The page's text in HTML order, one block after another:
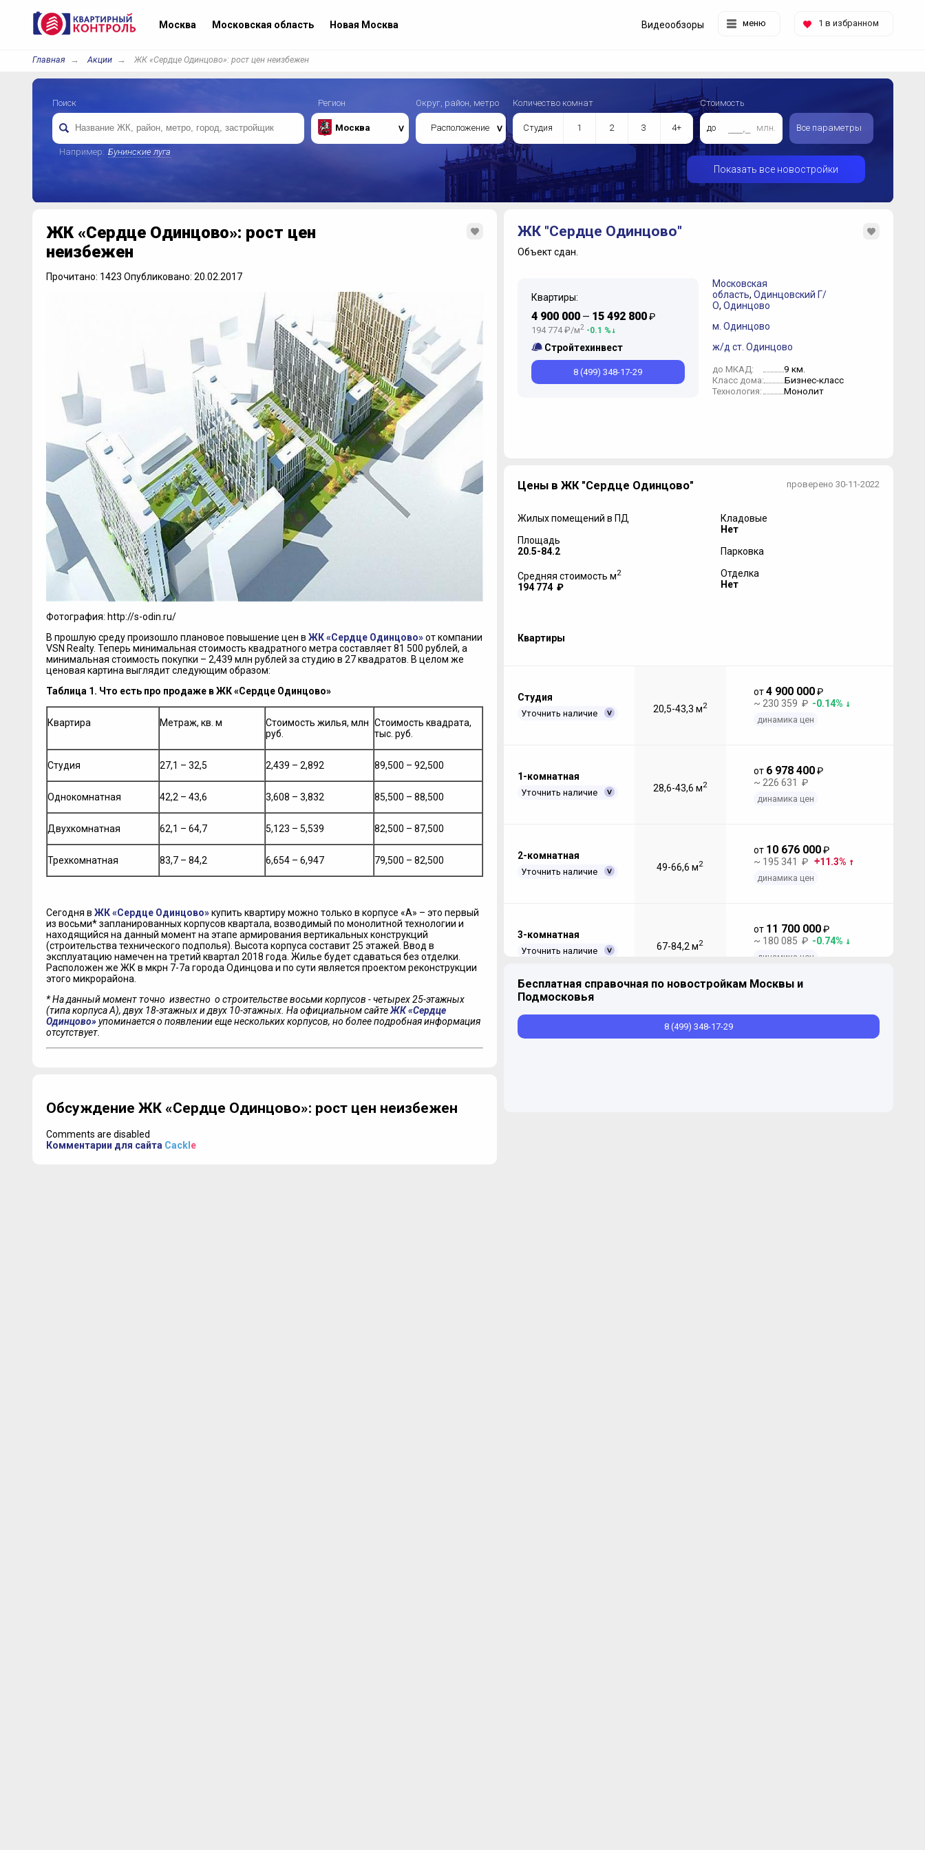
Москва Московская область Новая Москва меню 1 в избранном
Видеообзоры
Главная Акции ЖК «Сердце Одинцово»: рост цен неизбежен
Поиск
Например: Бунинские луга
Регион
Москва
Округ, район, метро
Расположение
Количество комнат
Студия 1 2 3 4+
Стоимость
до млн. Все параметры
Показать все новостройки
ЖК «Сердце Одинцово»: рост цен
неизбежен
Прочитано: 1423 Опубликовано: 20.02.2017
Фотография: http://s-odin.ru/
В прошлую среду произошло плановое повышение цен в ЖК «Сердце Одинцово»от компании
VSN Realty. Теперь минимальная стоимость квадратного метра составляет 81 500 рублей, а
минимальная стоимость покупки – 2,439 млн рублей за студию в 27 квадратов. В целом же
ценовая картина выглядит следующим образом:
Таблица 1. Что есть про продаже в ЖК «Сердце Одинцово»
Квартира Метраж, кв. м
Стоимость жилья, млн
руб.
Стоимость квадрата,
тыс. руб.
Студия 27,1 – 32,5 2,439 – 2,892 89,500 – 92,500
Однокомнатная 42,2 – 43,6 3,608 – 3,832 85,500 – 88,500
Двухкомнатная 62,1 – 64,7 5,123 – 5,539 82,500 – 87,500
Трехкомнатная 83,7 – 84,2 6,654 – 6,947 79,500 – 82,500
Сегодня в ЖК «Сердце Одинцово»купить квартиру можно только в корпусе «А» – это первый
из восьми* запланированных корпусов квартала, возводимый по монолитной технологии и
находящийся на данный момент на этапе армирования вертикальных конструкций
(строительства технического подполья). Высота корпуса составит 25 этажей. Ввод в
эксплуатацию намечен на третий квартал 2018 года. Жилье будет сдаваться без отделки.
Расположен же ЖК в мкрн 7-7а города Одинцова и по сути является проектом реконструкции
этого микрорайона.
* На данный момент точно известно о строительстве восьми корпусов - четырех 25-этажных
(типа корпуса А), двух 18-этажных и двух 10-этажных. На официальном сайтеЖК «Сердце
Одинцово»упоминается о появлении еще нескольких корпусов, но более подробная информация
отсутствует.
Обсуждение ЖК «Сердце Одинцово»: рост цен неизбежен
Comments are disabled
Комментарии для сайта Cackl e
ЖК "Сердце Одинцово"
Объект сдан.
Квартиры:
4 900 000— 15 492 800₽
194 774 ₽/м2-0.1 %
Стройтехинвест
8 (499) 348-17-29
Московская
область, Одинцовский Г/
О, Одинцово
м. Одинцово
ж/д ст. Одинцово
до МКАД: 9 км.
Класс дома: Бизнес-класс
Технология: Монолит
проверено 30-11-2022
Цены в ЖК "Сердце Одинцово"
Жилых помещений в ПД
Площадь
20.5-84.2
Средняя стоимость м2
194 774 ₽
Кладовые
Нет
Парковка
Отделка
Нет
Квартиры
Студия
Уточнить наличие 20,5-43,3 м2
от4 900 000₽
~ 230 359 ₽ -0.14%
динамика цен
1-комнатная
Уточнить наличие 28,6-43,6 м2
от 6 978 400₽
~ 226 631 ₽
динамика цен
2-комнатная
Уточнить наличие 49-66,6 м2
от 10 676 000₽
~ 195 341 ₽
11.3%
динамика цен
3-комнатная
Уточнить наличие 67-84,2 м2
от 11 700 000₽
~ 180 085 ₽ -0.74%
динамика цен
Бесплатная справочная по новостройкам Москвы и
Подмосковья
8 (499) 348-17-29